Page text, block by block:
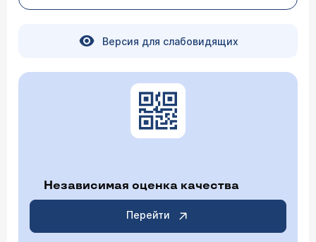
Версия для слабовидящих
Независимая оценка качества
Перейти